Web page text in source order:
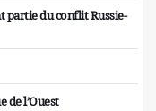
partie du conflit Russie-
de l’Ouest